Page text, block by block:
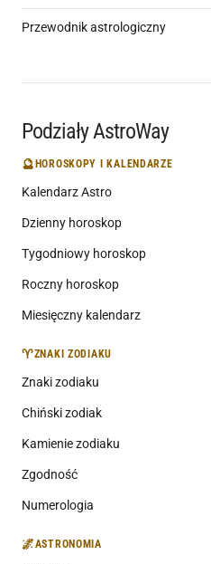
Przewodnik astrologiczny
Podziały AstroWay
🔮HOROSKOPY I KALENDARZE
Kalendarz Astro
Dzienny horoskop
Tygodniowy horoskop
Roczny horoskop
Miesięczny kalendarz
♈ZNAKI ZODIAKU
Znaki zodiaku
Chiński zodiak
Kamienie zodiaku
Zgodność
Numerologia
🌌ASTRONOMIA